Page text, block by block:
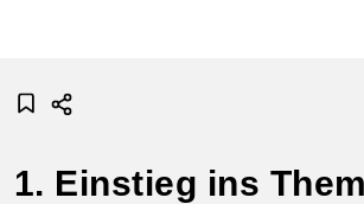
1. Einstieg ins